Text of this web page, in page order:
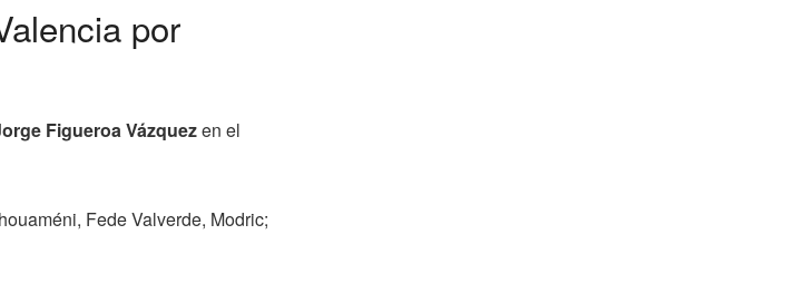
por
Figueroa Vázquezen el
Fede Valverde, Modric;